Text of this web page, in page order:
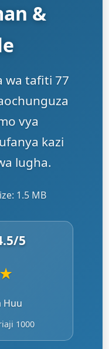
&
wa tafiti 77
vya
kazi
lugha.
1.5 MB
/5
★
Huu
1000